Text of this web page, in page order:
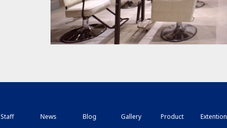
Staff News Blog Gallery Product Extention